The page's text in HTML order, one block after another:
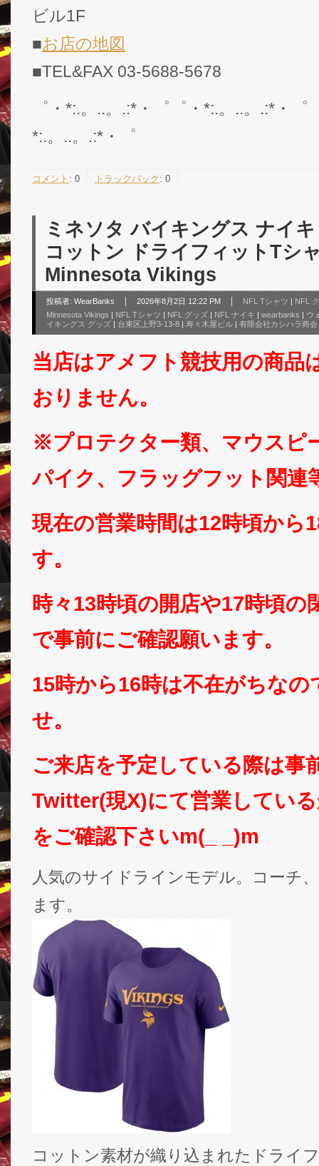
ビル1F
■お店の地図
■TEL&FAX 03-5688-5678
゜・*:.。..。.:*・゜゜・*:.。..。.:*・
*:.。..。.:*・゜
コメント : 0 トラックバック : 0
ミネソタ バイキングス ナイ
コットン ドライフィットTシ
Minnesota Vikings
投稿者: WearBanks 2026年8月2日 12:22 PM NFL Tシャツ | NFL
Minnesota Vikings
NFL Tシャツ NFL グッズ NFL ナイキ wearbanks
ウ
イキングス グッズ
台東区上野3-13-8 寿々木屋ビル 有限会社カシハラ商会
当店はアメフト競技用の商品
おりません。
※プロテクター類、マウスピ
パイク、フラッグフット関連
現在の営業時間は12時頃から
す。
時々13時頃の開店や17時頃の
で事前にご確認願います。
15時から16時は不在がちなの
せ。
ご来店を予定している際は事
Twitter(現X)にて営業してい
をご確認下さいm(_ _)m
人気のサイドラインモデル。コーチ
ます。
コットン素材が織り込まれたドライ